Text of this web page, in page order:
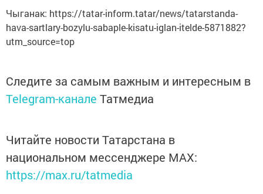
Чыганак: https://tatar-inform.tatar/news/tatarstanda-
hava-sartlary-bozylu-sabaple-kisatu-iglan-itelde-5871882?
utm_source=top
Следите за самым важным и интересным в
Telegram-канале Татмедиа
Читайте новости Татарстана в
национальном мессенджере MАХ:
https://max.ru/tatmedia